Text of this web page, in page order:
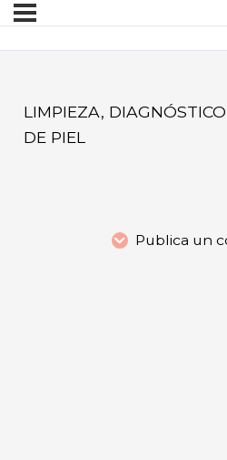
LIMPIEZA,
DE PIEL
Publica un